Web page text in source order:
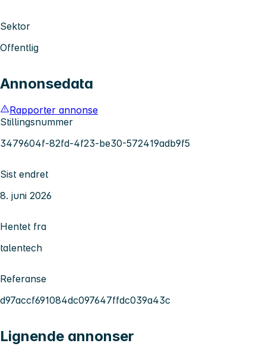
Sektor
Offentlig
Annonsedata
Rapporter annonse
Stillingsnummer
3479604f-82fd-4f23-be30-572419adb9f5
Sist endret
8. juni 2026
Hentet fra
talentech
Referanse
d97accf691084dc097647ffdc039a43c
Lignende annonser